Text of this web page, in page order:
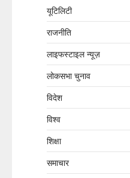
यूटिलिटी
राजनीति
लाइफस्टाइल न्यूज़
लोकसभा चुनाव
विदेश
विश्व
शिक्षा
समाचार